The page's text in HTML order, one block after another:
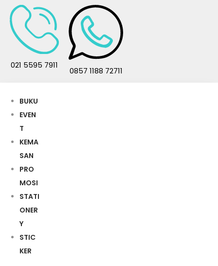
021 5595 7911
0857 1188 72711
BUKU
EVEN
T
KEMA
SAN
PRO
MOSI
STATI
ONER
Y
STIC
KER